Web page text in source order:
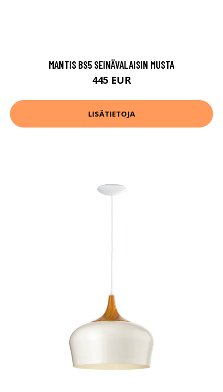
MANTIS BS5 SEINÄVALAISIN MUSTA
445 EUR
LISÄTIETOJA